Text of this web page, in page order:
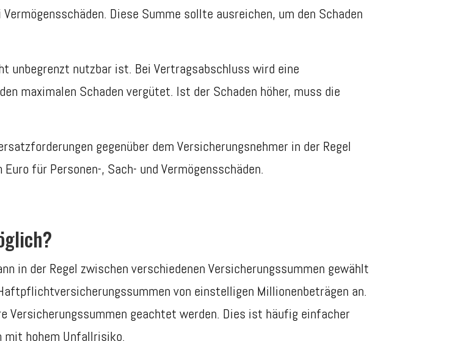
Diese Summe sollte ausreichen, um den Schaden
unbegrenzt nutzbar ist. Bei Vertragsabschluss wird eine
maximalen Schaden vergütet. Ist der Schaden höher, muss die
gegenüber dem Versicherungsnehmer in der Regel
für Personen-, Sach- und Vermögensschäden.
in der Regel zwischen verschiedenen Versicherungssummen gewählt
von einstelligen Millionenbeträgen an.
Versicherungssummen geachtet werden. Dies ist häufig einfacher
mit hohem Unfallrisiko.